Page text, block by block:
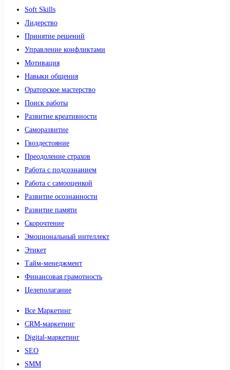
Soft Skills
Лидерство
Принятие решений
Управление конфликтами
Мотивация
Навыки общения
Ораторское мастерство
Поиск работы
Развитие креативности
Саморазвитие
Гвоздестояние
Преодоление страхов
Работа с подсознанием
Работа с самооценкой
Развитие осознанности
Развитие памяти
Скорочтение
Эмоциональный интеллект
Этикет
Тайм-менеджмент
Финансовая грамотность
Целеполагание
Все Маркетинг
CRM-маркетинг
Digital-маркетинг
SEO
SMM